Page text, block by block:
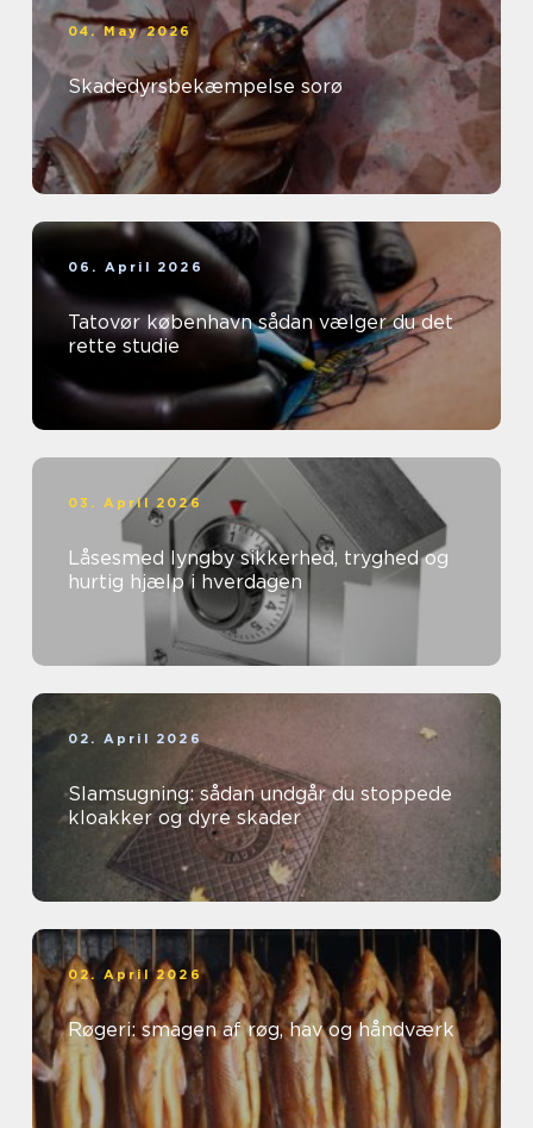
04. May 2026
Skadedyrsbekæmpelse sorø
06. April 2026
Tatovør københavn sådan vælger du det
rette studie
03. April 2026
Låsesmed lyngby sikkerhed, tryghed og
hurtig hjælp i hverdagen
02. April 2026
Slamsugning: sådan undgår du stoppede
kloakker og dyre skader
02. April 2026
Røgeri: smagen af røg, hav og håndværk